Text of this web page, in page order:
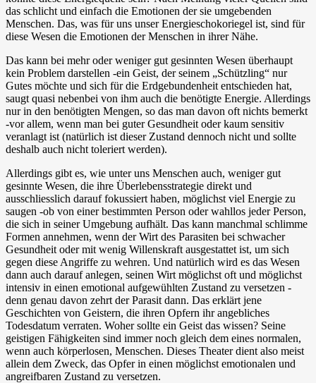
das schlicht und einfach die Emotionen der sie umgebenden
Menschen. Das, was für uns unser Energieschokoriegel ist, sind für
diese Wesen die Emotionen der Menschen in ihrer Nähe.
Das kann bei mehr oder weniger gut gesinnten Wesen überhaupt
kein Problem darstellen -ein Geist, der seinem „Schützling“ nur
Gutes möchte und sich für die Erdgebundenheit entschieden hat,
saugt quasi nebenbei von ihm auch die benötigte Energie. Allerdings
nur in den benötigten Mengen, so das man davon oft nichts bemerkt
-vor allem, wenn man bei guter Gesundheit oder kaum sensitiv
veranlagt ist (natürlich ist dieser Zustand dennoch nicht und sollte
deshalb auch nicht toleriert werden).
Allerdings gibt es, wie unter uns Menschen auch, weniger gut
gesinnte Wesen, die ihre Überlebensstrategie direkt und
ausschliesslich darauf fokussiert haben, möglichst viel Energie zu
saugen -ob von einer bestimmten Person oder wahllos jeder Person,
die sich in seiner Umgebung aufhält. Das kann manchmal schlimme
Formen annehmen, wenn der Wirt des Parasiten bei schwacher
Gesundheit oder mit wenig Willenskraft ausgestattet ist, um sich
gegen diese Angriffe zu wehren. Und natürlich wird es das Wesen
dann auch darauf anlegen, seinen Wirt möglichst oft und möglichst
intensiv in einen emotional aufgewühlten Zustand zu versetzen -
denn genau davon zehrt der Parasit dann. Das erklärt jene
Geschichten von Geistern, die ihren Opfern ihr angebliches
Todesdatum verraten. Woher sollte ein Geist das wissen? Seine
geistigen Fähigkeiten sind immer noch gleich dem eines normalen,
wenn auch körperlosen, Menschen. Dieses Theater dient also meist
allein dem Zweck, das Opfer in einen möglichst emotionalen und
angreifbaren Zustand zu versetzen.